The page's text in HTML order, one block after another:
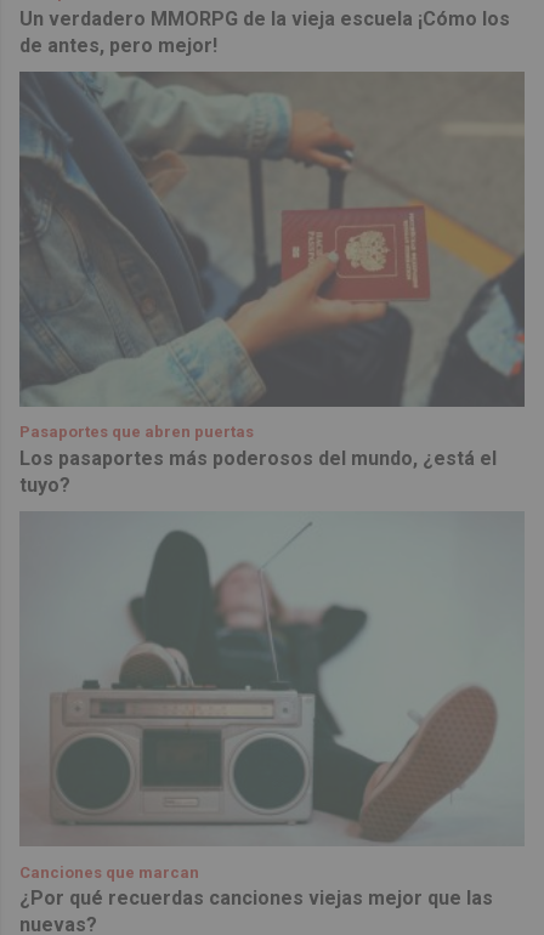
Un verdadero MMORPG de la vieja escuela ¡Cómo los
de antes, pero mejor!
Pasaportes que abren puertas
Los pasaportes más poderosos del mundo, ¿está el
tuyo?
Canciones que marcan
¿Por qué recuerdas canciones viejas mejor que las
nuevas?